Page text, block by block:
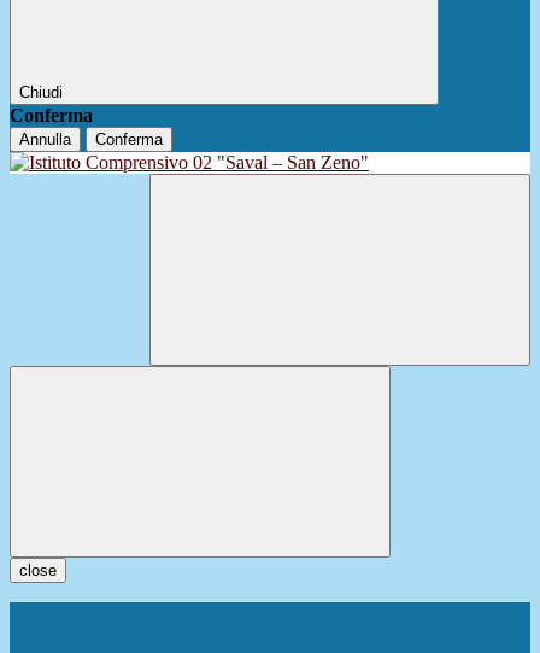
Chiudi
Conferma
Annulla Conferma
close